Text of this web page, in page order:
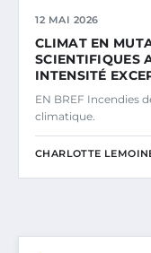
12 MAI 2026
CLIMAT EN
SCIENTIFIQUES
INTENSITÉ
EN BREF Incendies
climatique.
CHARLOTTE